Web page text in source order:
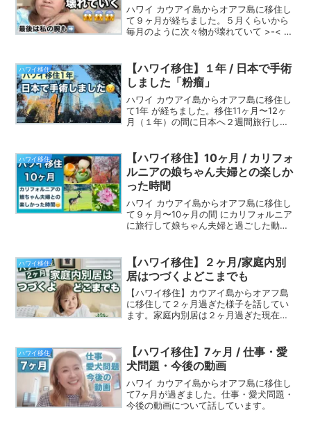
ハワイ カウアイ島からオアフ島に移住し
て９ヶ月が経ちました。５月くらいから
毎月のように次々物が壊れていて >-< 最
ハワイ移住
【ハワイ移住】１年 / 日本で手術
しました「粉瘤」
ハワイ カウアイ島からオアフ島に移住し
て1年 が経ちました。移住11ヶ月〜12ヶ
月（１年）の間に日本へ２週間旅行しま
ので、その様子を説明しています。粉瘤
で悩まれている方の参考になったら幸い
です。
ハワイ移住
【ハワイ移住】10ヶ月 / カリフォ
ルニアの娘ちゃん夫婦との楽しか
った時間
ハワイ カウアイ島からオアフ島に移住し
て９ヶ月〜10ヶ月の間 にカリフォルニア
に旅行して娘ちゃん夫婦と過ごした動画
ハワイ移住
【ハワイ移住】２ヶ月/家庭内別
居はつづくよどこまでも
【ハワイ移住】カウアイ島からオアフ島
に移住して２ヶ月過ぎた様子を話してい
ます。家庭内別居は２ヶ月過ぎた現在も
せてご覧ください：）
ハワイ移住
【ハワイ移住】7ヶ月 / 仕事・愛
犬問題・今後の動画
ハワイ カウアイ島からオアフ島に移住し
て7ヶ月が過ぎました。仕事・愛犬問題・
今後の動画について話しています。